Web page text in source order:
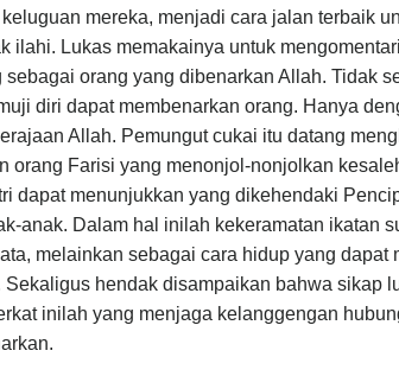
mereka, menjadi cara jalan terbaik
ilahi. Lukas memakainya untuk
orang yang dibenarkan Allah. Tidak
diri dapat membenarkan orang. Hanya
Allah. Pemungut cukai itu datang
orang Farisi yang menonjol-nonjolkan
dapat menunjukkan yang dikehendaki
anak. Dalam hal inilah kekeramatan ikatan
melainkan sebagai cara hidup yang dapat
hendak disampaikan bahwa sikap
inilah yang menjaga kelanggengan